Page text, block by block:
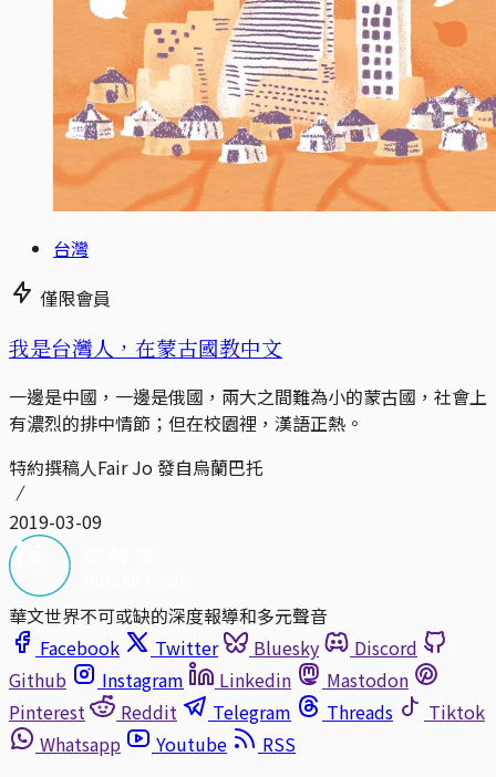
台灣
僅限會員
我是台灣人，在蒙古國教中文
一邊是中國，一邊是俄國，兩大之間難為小的蒙古國，社會上
有濃烈的排中情節；但在校園裡，漢語正熱。
特約撰稿人Fair Jo 發自烏蘭巴托
2019-03-09
華文世界不可或缺的深度報導和多元聲音
Facebook
Twitter Bluesky
Discord
Github
Instagram Linkedin
Mastodon
Pinterest
Reddit Telegram Threads
Tiktok
Whatsapp
Youtube
RSS